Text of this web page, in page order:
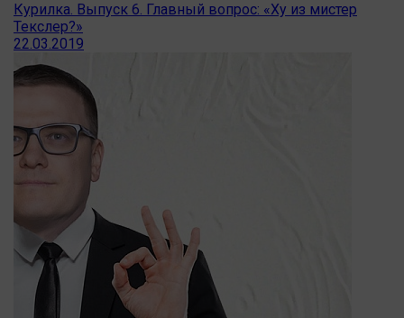
Курилка. Выпуск 6. Главный вопрос: «Ху из мистер
Текслер?»
22.03.2019